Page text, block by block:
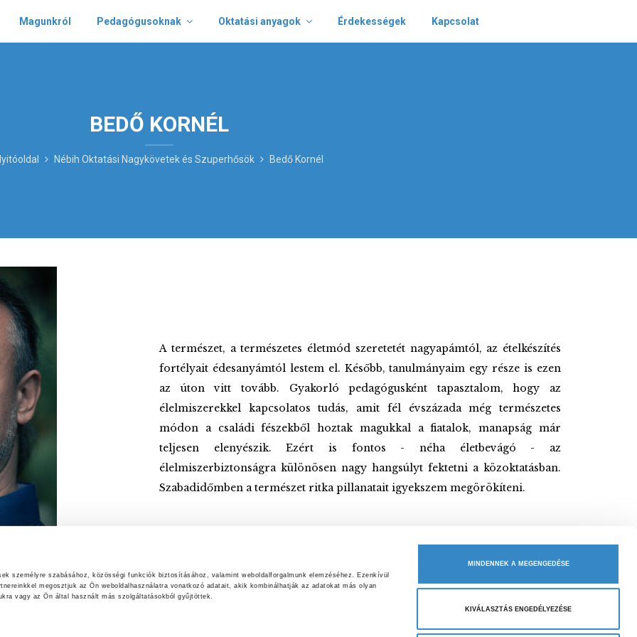
személyre szabásához, közösségi funkciók biztosításához, valamint weboldalforgalmunk elemzéséhez. Ezenkívül
megosztjuk az Ön weboldalhasználatra vonatkozó adatait, akik kombinálhatják az adatokat más olyan
vagy az Ön által használt más szolgáltatásokból gyűjtöttek.
MINDENNEK A MEGENGEDÉSE
KIVÁLASZTÁS ENGEDÉLYEZÉSE
Magunkról Pedagógusoknak Oktatási anyagok Érdekességek Kapcsolat
BEDŐ KORNÉL
Nébih Oktatási Nagykövetek és Szuperhősök Bedő Kornél
A természet, a természetes életmód szeretetét nagyapámtól, az ételkészítés
fortélyait édesanyámtól lestem el. Később, tanulmányaim egy része is ezen
az úton vitt tovább. Gyakorló pedagógusként tapasztalom, hogy az
élelmiszerekkel kapcsolatos tudás, amit fél évszázada még természetes
módon a családi fészekből hoztak magukkal a fiatalok, manapság már
teljesen elenyészik. Ezért is fontos - néha életbevágó - az
élelmiszerbiztonságra különösen nagy hangsúlyt fektetni a közoktatásban.
Szabadidőmben a természet ritka pillanatait igyekszem megörökíteni.